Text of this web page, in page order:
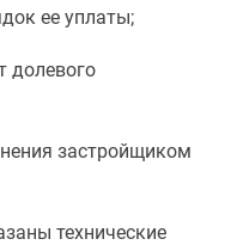
ее уплаты;
долевого
застройщиком
технические